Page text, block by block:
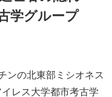
学グループ
ンの北東部ミシオネス
レス大学都市考古学